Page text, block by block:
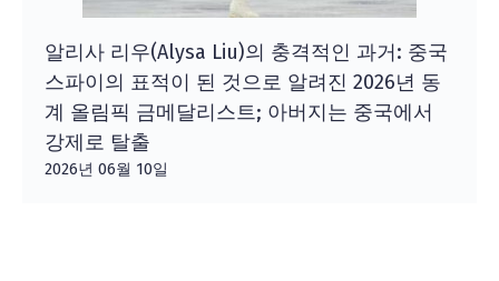
알리사 리우(Alysa Liu)의 충격적인 과거: 중국
스파이의 표적이 된 것으로 알려진 2026년 동
계 올림픽 금메달리스트; 아버지는 중국에서
강제로 탈출
2026년 06월 10일